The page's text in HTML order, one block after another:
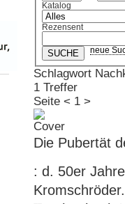
Katalog
Rezensent
neue
Schlagwort
1 Treffer
Seite < 1 >
Die Pubertät
: d. 50er